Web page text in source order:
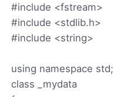
#include <fstream>
#include <stdlib.h>
#include <string>
using namespace std;
class _mydata